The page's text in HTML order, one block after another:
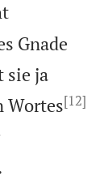
Gnade
sie ja
Wortes[12]